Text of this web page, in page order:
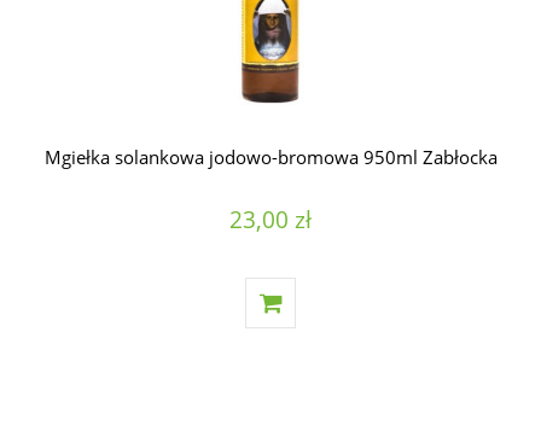
Mgiełka solankowa jodowo-bromowa 950ml Zabłocka
23,00 zł